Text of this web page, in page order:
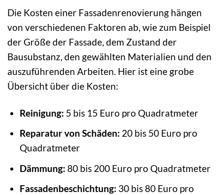
Die Kosten einer Fassadenrenovierung hängen
von verschiedenen Faktoren ab, wie zum Beispiel
der Größe der Fassade, dem Zustand der
Bausubstanz, den gewählten Materialien und den
auszuführenden Arbeiten. Hier ist eine grobe
Übersicht über die Kosten:
Reinigung: 5 bis 15 Euro pro Quadratmeter
Reparatur von Schäden: 20 bis 50 Euro pro
Quadratmeter
Dämmung: 80 bis 200 Euro pro Quadratmeter
Fassadenbeschichtung: 30 bis 80 Euro pro